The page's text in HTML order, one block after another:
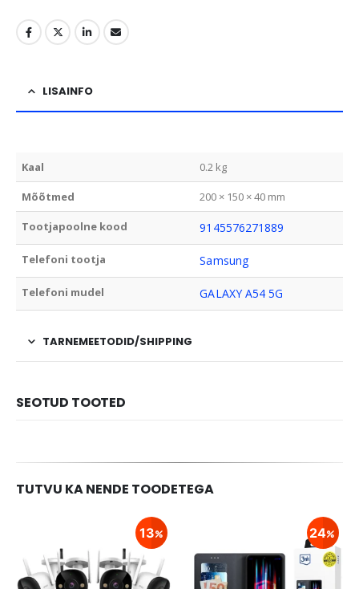
LISAINFO
Kaal 0.2 kg
Mõõtmed 200 × 150 × 40 mm
Tootjapoolne kood 9145576271889
Telefoni tootja Samsung
Telefoni mudel GALAXY A54 5G
TARNEMEETODID/SHIPPING
SEOTUD TOOTED
TUTVU KA NENDE TOODETEGA
13 24